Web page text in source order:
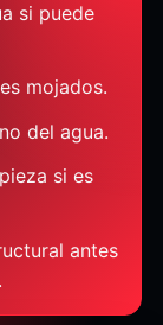
si puede
mojados.
del agua.
si es
antes